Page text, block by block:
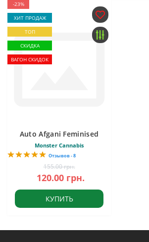
-23%
ХИТ ПРОДАЖ
ТОП
СКИДКА
ВАГОН СКИДОК
Auto Afgani Feminised
Monster Cannabis
Отзывов - 8
155.00 грн.
120.00 грн.
КУПИТЬ